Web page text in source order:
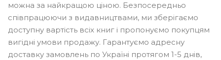
можна за найкращою ціною. Безпосередньо
співпрацюючи з видавництвами, ми зберігаємо
доступну вартість всіх книг і пропонуємо покупцям
вигідні умови продажу. Гарантуємо адресну
доставку замовлень по Україні протягом 1-5 днів,